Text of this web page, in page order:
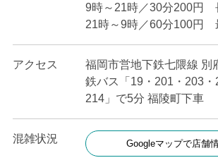
9時～21時／30分200円
21時～9時／60分100円
アクセス
福岡市営地下鉄七隈線 別
鉄バス「19・201・203・
214」で5分 福陵町下車
混雑状況 Googleマップで店舗